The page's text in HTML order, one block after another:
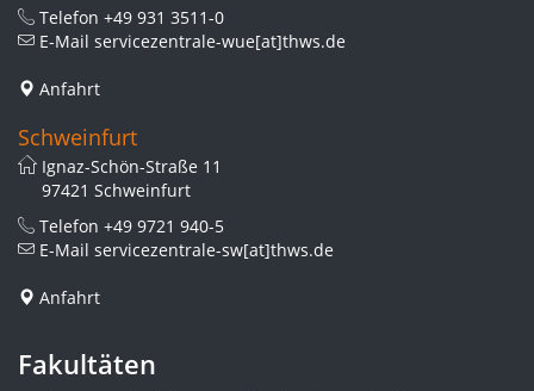
Telefon +49 931 3511-0
E-Mail servicezentrale-wue[at]thws.de
Anfahrt
Schweinfurt
Ignaz-Schön-Straße 11
97421 Schweinfurt
Telefon +49 9721 940-5
E-Mail servicezentrale-sw[at]thws.de
Anfahrt
Fakultäten